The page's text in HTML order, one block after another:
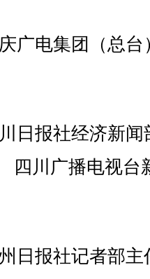
集团（总台）
社经济新闻
川广播电视台
社记者部主